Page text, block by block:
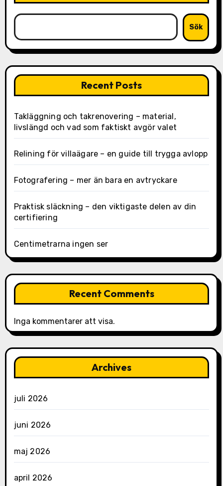
Sök
Recent Posts
Takläggning och takrenovering – material,
livslängd och vad som faktiskt avgör valet
Relining för villaägare – en guide till trygga avlopp
Fotografering – mer än bara en avtryckare
Praktisk släckning – den viktigaste delen av din
certifiering
Centimetrarna ingen ser
Recent Comments
Inga kommentarer att visa.
Archives
juli 2026
juni 2026
maj 2026
april 2026